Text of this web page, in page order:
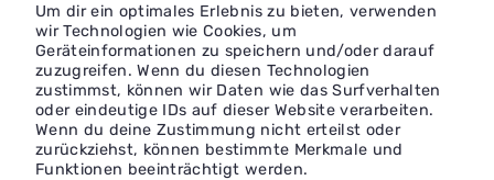
Um dir ein optimales Erlebnis zu bieten, verwenden
wir Technologien wie Cookies, um
Geräteinformationen zu speichern und/oder darauf
zuzugreifen. Wenn du diesen Technologien
zustimmst, können wir Daten wie das Surfverhalten
oder eindeutige IDs auf dieser Website verarbeiten.
Wenn du deine Zustimmung nicht erteilst oder
zurückziehst, können bestimmte Merkmale und
Funktionen beeinträchtigt werden.